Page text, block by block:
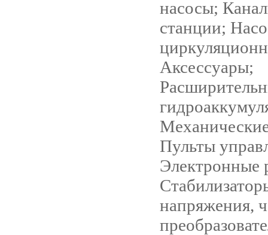
насосы;
станции;
Аксессуары;
Пульты
Электронные
напряжения,